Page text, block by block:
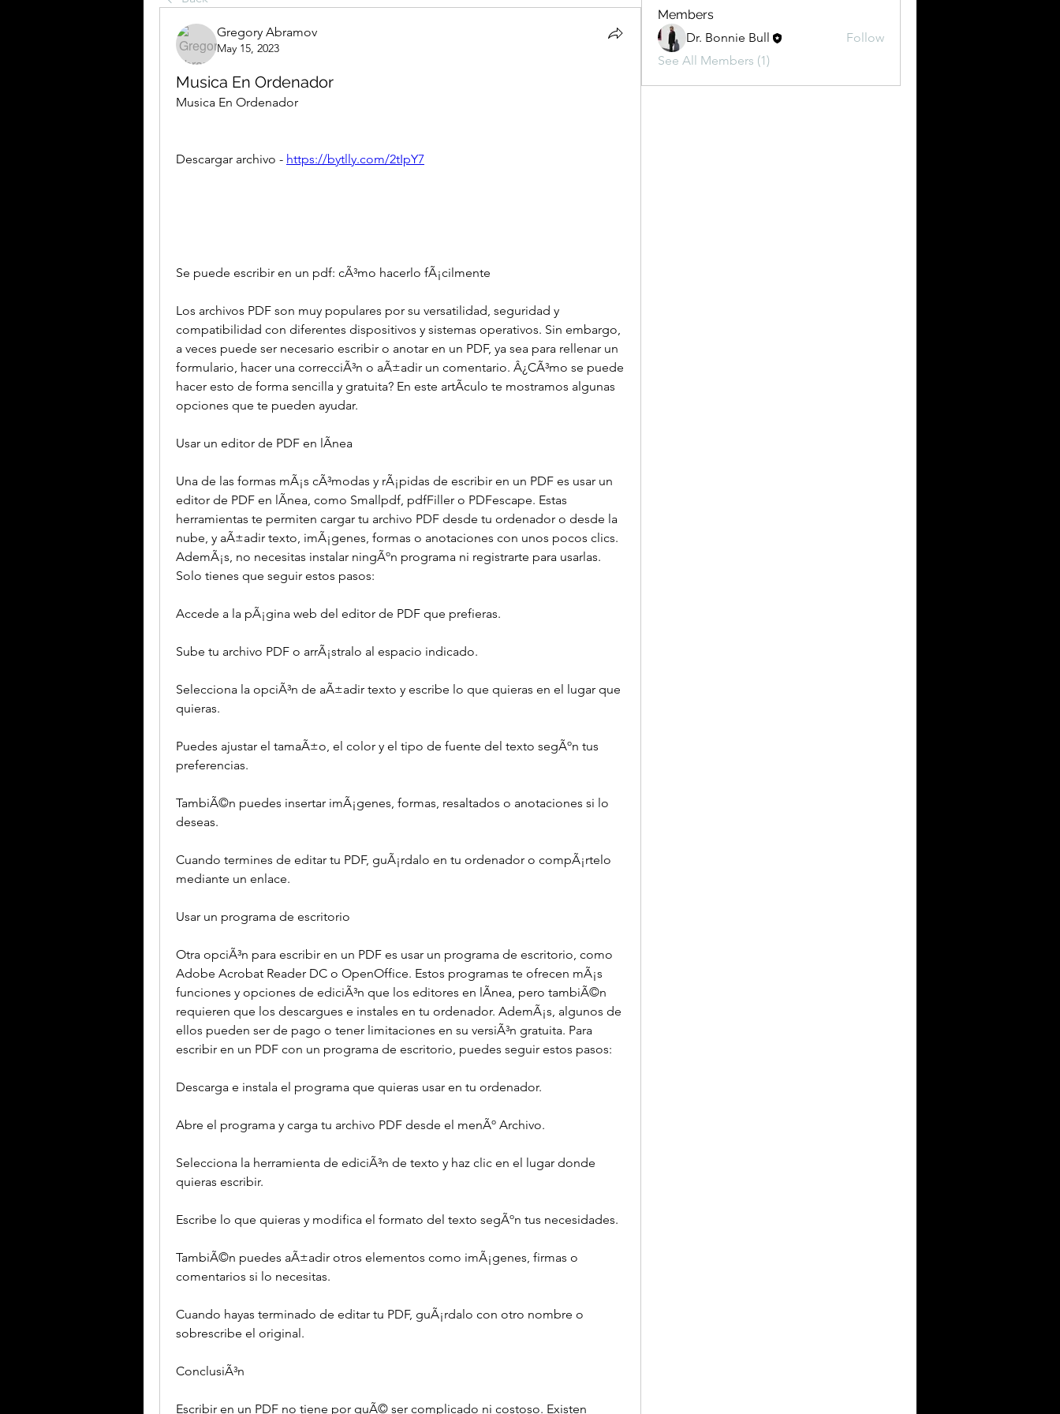
Gregory Abramov
May 15, 2023
Musica En Ordenador
Musica En Ordenador
Descargar archivo - https://bytlly.com/2tIpY7
Se puede escribir en un pdf: cÃ³mo hacerlo fÃ¡cilmente
Los archivos PDF son muy populares por su versatilidad, seguridad y
compatibilidad con diferentes dispositivos y sistemas operativos. Sin embargo,
a veces puede ser necesario escribir o anotar en un PDF, ya sea para rellenar un
formulario, hacer una correcciÃ³n o aÃ±adir un comentario. Â¿CÃ³mo se puede
hacer esto de forma sencilla y gratuita? En este artÃ­culo te mostramos algunas
opciones que te pueden ayudar.
Usar un editor de PDF en lÃ­nea
Una de las formas mÃ¡s cÃ³modas y rÃ¡pidas de escribir en un PDF es usar un
editor de PDF en lÃ­nea, como Smallpdf, pdfFiller o PDFescape. Estas
herramientas te permiten cargar tu archivo PDF desde tu ordenador o desde la
nube, y aÃ±adir texto, imÃ¡genes, formas o anotaciones con unos pocos clics.
AdemÃ¡s, no necesitas instalar ningÃºn programa ni registrarte para usarlas.
Solo tienes que seguir estos pasos:
Accede a la pÃ¡gina web del editor de PDF que prefieras.
Sube tu archivo PDF o arrÃ¡stralo al espacio indicado.
Selecciona la opciÃ³n de aÃ±adir texto y escribe lo que quieras en el lugar que
quieras.
Puedes ajustar el tamaÃ±o, el color y el tipo de fuente del texto segÃºn tus
preferencias.
TambiÃ©n puedes insertar imÃ¡genes, formas, resaltados o anotaciones si lo
deseas.
Cuando termines de editar tu PDF, guÃ¡rdalo en tu ordenador o compÃ¡rtelo
mediante un enlace.
Usar un programa de escritorio
Otra opciÃ³n para escribir en un PDF es usar un programa de escritorio, como
Adobe Acrobat Reader DC o OpenOffice. Estos programas te ofrecen mÃ¡s
funciones y opciones de ediciÃ³n que los editores en lÃ­nea, pero tambiÃ©n
requieren que los descargues e instales en tu ordenador. AdemÃ¡s, algunos de
ellos pueden ser de pago o tener limitaciones en su versiÃ³n gratuita. Para
escribir en un PDF con un programa de escritorio, puedes seguir estos pasos:
Descarga e instala el programa que quieras usar en tu ordenador.
Abre el programa y carga tu archivo PDF desde el menÃº Archivo.
Selecciona la herramienta de ediciÃ³n de texto y haz clic en el lugar donde
quieras escribir.
Escribe lo que quieras y modifica el formato del texto segÃºn tus necesidades.
TambiÃ©n puedes aÃ±adir otros elementos como imÃ¡genes, firmas o
comentarios si lo necesitas.
Cuando hayas terminado de editar tu PDF, guÃ¡rdalo con otro nombre o
sobrescribe el original.
ConclusiÃ³n
Escribir en un PDF no tiene por quÃ© ser complicado ni costoso. Existen
Members
Dr. Bonnie Bull
Follow
See All Members (1)